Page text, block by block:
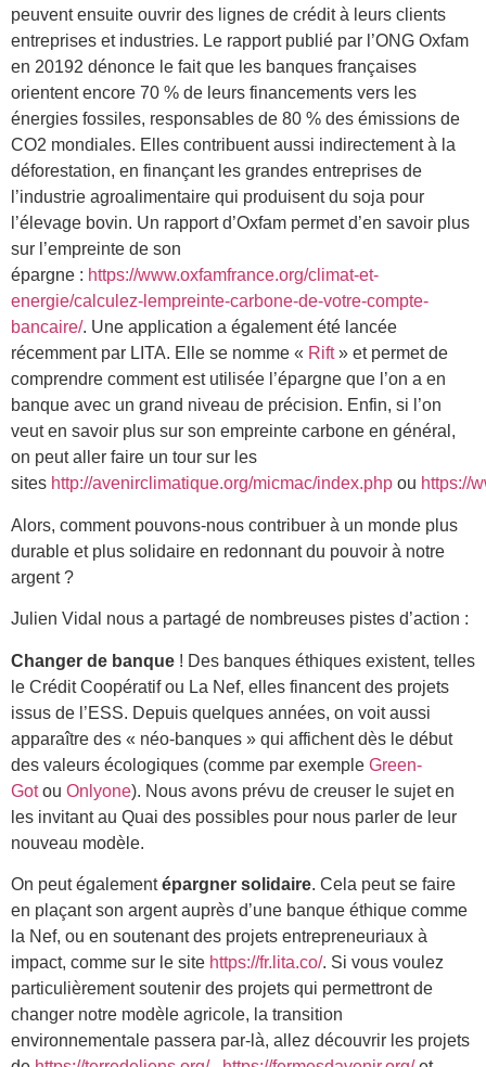
peuvent ensuite ouvrir des lignes de crédit à leurs clients
entreprises et industries. Le rapport publié par l’ONG Oxfam
en 20192 dénonce le fait que les banques françaises
orientent encore 70 % de leurs financements vers les
énergies fossiles, responsables de 80 % des émissions de
CO2 mondiales. Elles contribuent aussi indirectement à la
déforestation, en finançant les grandes entreprises de
l’industrie agroalimentaire qui produisent du soja pour
l’élevage bovin. Un rapport d’Oxfam permet d’en savoir plus
sur l’empreinte de son
épargne : https://www.oxfamfrance.org/climat-et-
energie/calculez-lempreinte-carbone-de-votre-compte-
bancaire/. Une application a également été lancée
récemment par LITA. Elle se nomme « Rift» et permet de
comprendre comment est utilisée l’épargne que l’on a en
banque avec un grand niveau de précision. Enfin, si l’on
veut en savoir plus sur son empreinte carbone en général,
on peut aller faire un tour sur les
sites http://avenirclimatique.org/micmac/index.php ou https://
Alors, comment pouvons-nous contribuer à un monde plus
durable et plus solidaire en redonnant du pouvoir à notre
argent ?
Julien Vidal nous a partagé de nombreuses pistes d’action :
Changer de banque ! Des banques éthiques existent, telles
le Crédit Coopératif ou La Nef, elles financent des projets
issus de l’ESS. Depuis quelques années, on voit aussi
apparaître des « néo-banques » qui affichent dès le début
des valeurs écologiques (comme par exemple Green-
Gotou Onlyone). Nous avons prévu de creuser le sujet en
les invitant au Quai des possibles pour nous parler de leur
nouveau modèle.
On peut égalementépargner solidaire. Cela peut se faire
en plaçant son argent auprès d’une banque éthique comme
la Nef, ou en soutenant des projets entrepreneuriaux à
impact, comme sur le site https://fr.lita.co/. Si vous voulez
particulièrement soutenir des projets qui permettront de
changer notre modèle agricole, la transition
environnementale passera par-là, allez découvrir les projets